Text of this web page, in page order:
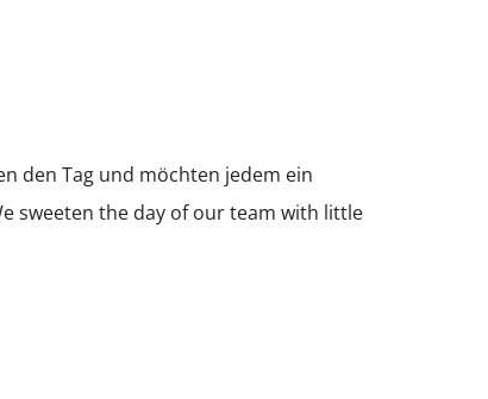
den Tag und möchten jedem ein
sweeten the day of our team with little